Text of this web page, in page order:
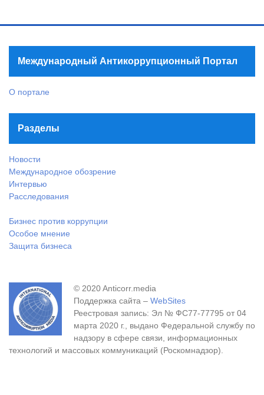
Международный Антикоррупционный Портал
О портале
Разделы
Новости
Международное обозрение
Интервью
Расследования
Бизнес против коррупции
Особое мнение
Защита бизнеса
© 2020 Anticorr.media
Поддержка сайта – WebSites
Реестровая запись: Эл № ФС77-77795 от 04
марта 2020 г., выдано Федеральной службу по
надзору в сфере связи, информационных
технологий и массовых коммуникаций (Роскомнадзор).